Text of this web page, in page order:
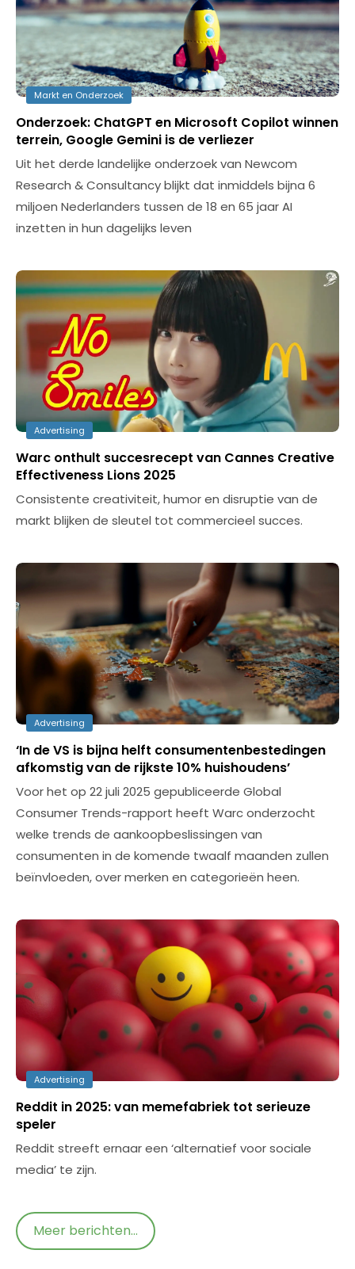
Markt en Onderzoek
Onderzoek: ChatGPT en Microsoft Copilot winnen
terrein, Google Gemini is de verliezer
Uit het derde landelijke onderzoek van Newcom
Research & Consultancy blijkt dat inmiddels bijna 6
miljoen Nederlanders tussen de 18 en 65 jaar AI
inzetten in hun dagelijks leven
Advertising
Warc onthult succesrecept van Cannes Creative
Effectiveness Lions 2025
Consistente creativiteit, humor en disruptie van de
markt blijken de sleutel tot commercieel succes.
Advertising
‘In de VS is bijna helft consumentenbestedingen
afkomstig van de rijkste 10% huishoudens’
Voor het op 22 juli 2025 gepubliceerde Global
Consumer Trends-rapport heeft Warc onderzocht
welke trends de aankoopbeslissingen van
consumenten in de komende twaalf maanden zullen
beïnvloeden, over merken en categorieën heen.
Advertising
Reddit in 2025: van memefabriek tot serieuze
speler
Reddit streeft ernaar een ‘alternatief voor sociale
media’ te zijn.
Meer berichten...